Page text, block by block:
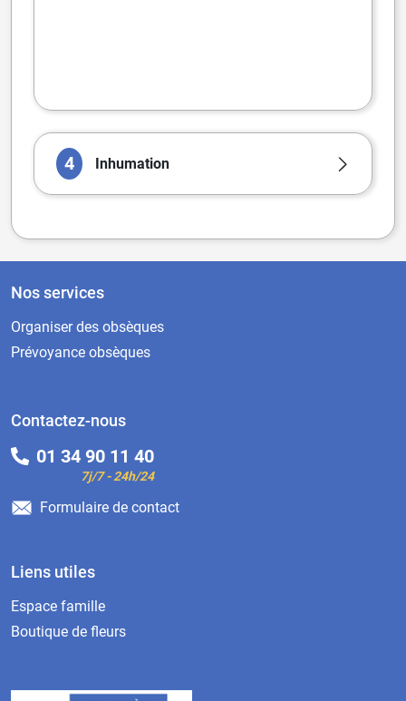
4 Inhumation
Nos services
Organiser des obsèques
Prévoyance obsèques
Contactez-nous
01 34 90 11 40
7j/7 - 24h/24
Formulaire de contact
Liens utiles
Espace famille
Boutique de fleurs